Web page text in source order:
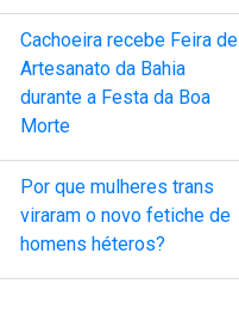
Cachoeira recebe Feira de
Artesanato da Bahia
durante a Festa da Boa
Morte
Por que mulheres trans
viraram o novo fetiche de
homens héteros?